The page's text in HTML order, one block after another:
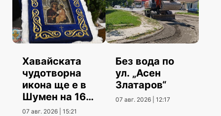
Хавайската
чудотворна
икона ще е в
Шумен на 16
август
07 авг. 2026 | 15:21
Без вода по
ул. „Асен
Златаров“
07 авг. 2026 | 12:17